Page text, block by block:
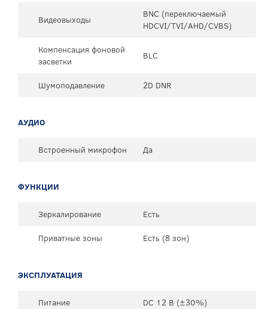
Видеовыходы
BNC (переключаемый
HDCVI/TVI/AHD/CVBS)
Компенсация фоновой
засветки
BLC
Шумоподавление 2D DNR
АУДИО
Встроенный микрофон Да
ФУНКЦИИ
Зеркалирование
Есть
Приватные зоны
Есть (8 зон)
ЭКСПЛУАТАЦИЯ
Питание
DC 12 В (±30%)